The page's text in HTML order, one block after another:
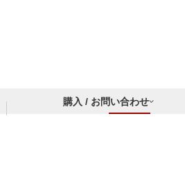
購入 / お問い合わせ